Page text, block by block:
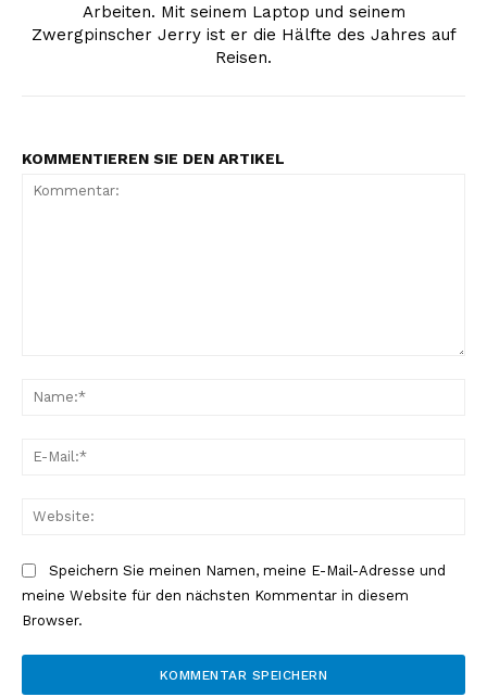
Arbeiten. Mit seinem Laptop und seinem
Zwergpinscher Jerry ist er die Hälfte des Jahres auf
Reisen.
KOMMENTIEREN SIE DEN ARTIKEL
Speichern Sie meinen Namen, meine E-Mail-Adresse und
meine Website für den nächsten Kommentar in diesem
Browser.